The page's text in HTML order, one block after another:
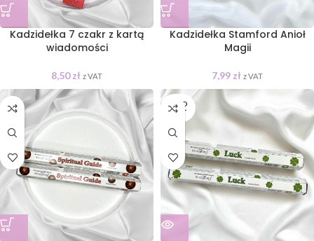
Kadzidełka 7 czakr z kartą
wiadomości
8,50zł z VAT
Kadzidełka Stamford Anioł
Magii
7,99 zł z VAT
SOLD
OUT